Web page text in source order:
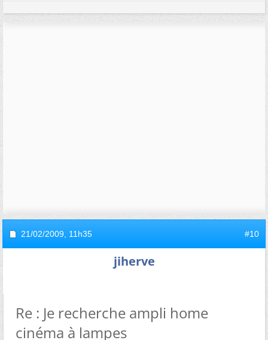
21/02/2009, 11h35 #10
jiherve
Re : Je recherche ampli home
cinéma à lampes